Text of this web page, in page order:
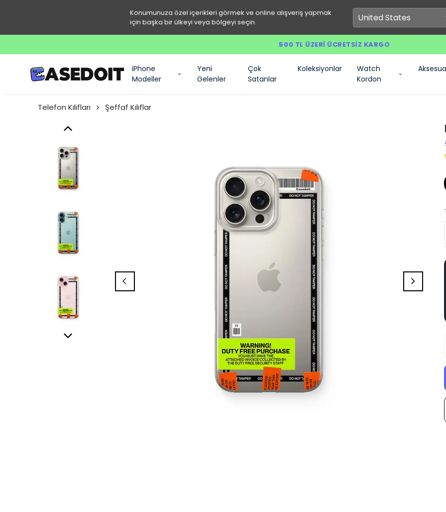
Konumunuza özel içerikleri görmek ve online alışveriş yapmak
için başka bir ülkeyi veya bölgeyi seçin.
500 TL ÜZERI ÜCRETSIZ KARGO
iPhone
Modeller
Yeni
Gelenler
Çok
Satanlar
Koleksiyonlar
Watch
Kordon
Telefon Kılıfları Şeffaf Kılıflar